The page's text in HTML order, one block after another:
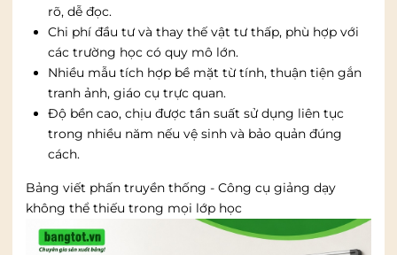
rõ, dễ đọc.
Chi phí đầu tư và thay thế vật tư thấp, phù hợp với
các trường học có quy mô lớn.
Nhiều mẫu tích hợp bề mặt từ tính, thuận tiện gắn
tranh ảnh, giáo cụ trực quan.
Độ bền cao, chịu được tần suất sử dụng liên tục
trong nhiều năm nếu vệ sinh và bảo quản đúng
cách.
Bảng viết phấn truyền thống - Công cụ giảng dạy
không thể thiếu trong mọi lớp học